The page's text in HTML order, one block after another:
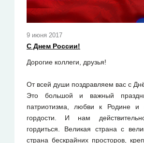
9 июня 2017
С Днем России!
Дорогие коллеги, друзья!
От всей души поздравляем вас с
Это большой и важный
патриотизма, любви к Родине и
гордости. И нам
гордиться. Великая страна с
страна бескрайних просторов,